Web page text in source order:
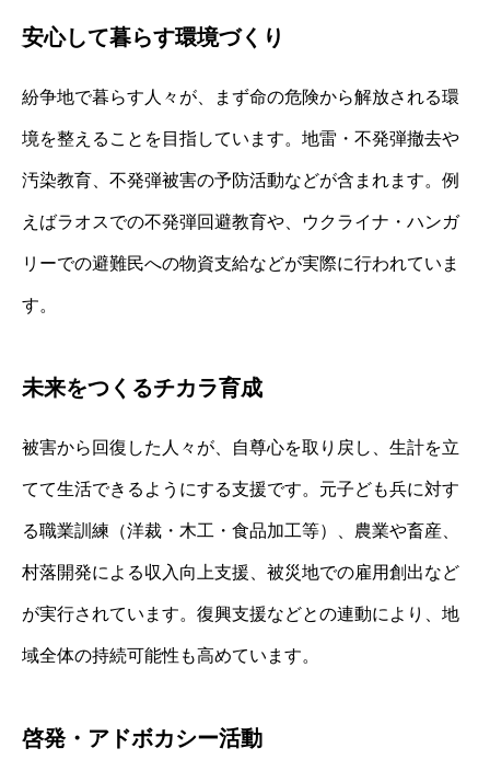
安心して暮らす環境づくり
紛争地で暮らす人々が、まず命の危険から解放される環
境を整えることを目指しています。地雷・不発弾撤去や
汚染教育、不発弾被害の予防活動などが含まれます。例
えばラオスでの不発弾回避教育や、ウクライナ・ハンガ
リーでの避難民への物資支給などが実際に行われていま
す。
未来をつくるチカラ育成
被害から回復した人々が、自尊心を取り戻し、生計を立
てて生活できるようにする支援です。元子ども兵に対す
る職業訓練（洋裁・木工・食品加工等）、農業や畜産、
村落開発による収入向上支援、被災地での雇用創出など
が実行されています。復興支援などとの連動により、地
域全体の持続可能性も高めています。
啓発・アドボカシー活動